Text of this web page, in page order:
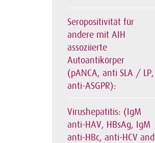
Seropositivität für
andere mit AIH
assoziierte
Autoantikörper
(pANCA, anti SLA / LP,
anti-ASGPR):
Virushepatitis: (IgM
anti-HAV, HBsAg, IgM
anti-HBc, anti-HCV and